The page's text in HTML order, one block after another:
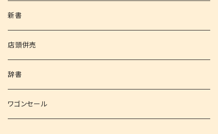
新書
店頭併売
辞書
ワゴンセール